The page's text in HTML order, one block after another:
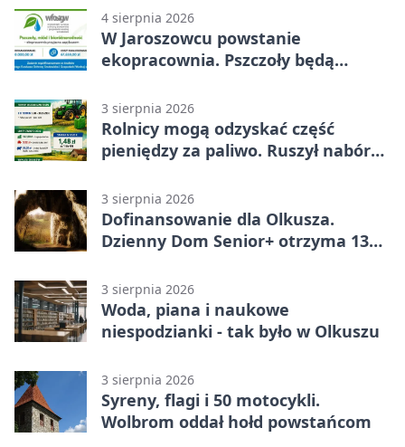
4 sierpnia 2026
W Jaroszowcu powstanie
ekopracownia. Pszczoły będą
3 sierpnia 2026
Rolnicy mogą odzyskać część
pieniędzy za paliwo. Ruszył nabór
3 sierpnia 2026
Dofinansowanie dla Olkusza.
Dzienny Dom Senior+ otrzyma 134
3 sierpnia 2026
Woda, piana i naukowe
niespodzianki - tak było w Olkuszu
3 sierpnia 2026
Syreny, flagi i 50 motocykli.
Wolbrom oddał hołd powstańcom